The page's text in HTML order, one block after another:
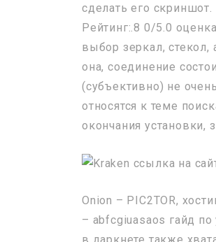
сделать его скриншот.
Рейтинг:.8 0/5.0
выбор зеркал,
она, соединение
(субъективно) не
относятся к теме
окончания установки,
Onion – PIC2TOR,
– abfcgiuasaos гайд